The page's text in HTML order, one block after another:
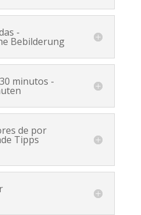
-
Bebilderung
minutos -
de por
Tipps